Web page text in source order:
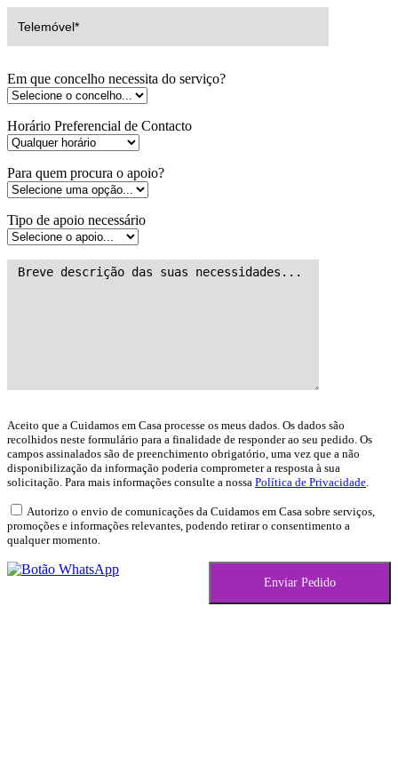
Em que concelho necessita do serviço?
Horário Preferencial de Contacto
Para quem procura o apoio?
Tipo de apoio necessário
Aceito que a Cuidamos em Casa processe os meus dados. Os dados são
recolhidos neste formulário para a finalidade de responder ao seu pedido. Os
campos assinalados são de preenchimento obrigatório, uma vez que a não
disponibilização da informação poderia comprometer a resposta à sua
solicitação. Para mais informações consulte a nossa Política de Privacidade.
Autorizo o envio de comunicações da Cuidamos em Casa sobre serviços,
promoções e informações relevantes, podendo retirar o consentimento a
qualquer momento.